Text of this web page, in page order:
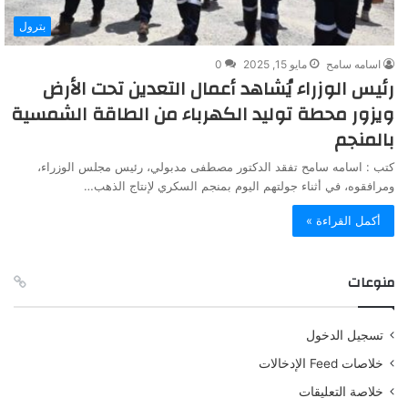
بترول
اسامه سامح مايو 15, 2025 0
رئيس الوزراء يُشاهد أعمال التعدين تحت الأرض
ويزور محطة توليد الكهرباء من الطاقة الشمسية
بالمنجم
كتب : اسامه سامح تفقد الدكتور مصطفى مدبولي، رئيس مجلس الوزراء،
ومرافقوه، في أثناء جولتهم اليوم بمنجم السكري لإنتاج الذهب…
أكمل القراءة »
منوعات
تسجيل الدخول
خلاصات Feed الإدخالات
خلاصة التعليقات